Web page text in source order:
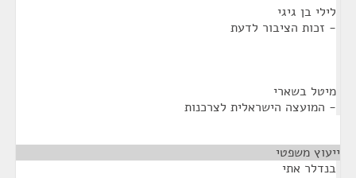
לילי בן גיגי
- זכות הציבור לדעת
מיטל בשארי
- המועצה הישראלית לצרכנות
ייעוץ משפטי
בנדלר אתי